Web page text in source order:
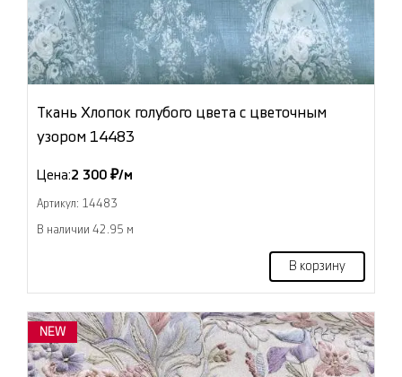
Ткань Хлопок голубого цвета с цветочным
узором 14483
Цена:2 300 ₽/м
Артикул: 14483
В наличии 42.95 м
В корзину
NEW